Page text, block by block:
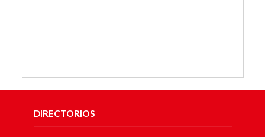
DIRECTORIOS